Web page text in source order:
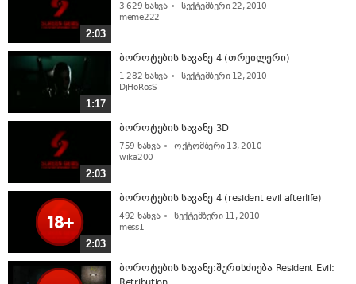
2:03
3 629 ნახვა
სექტემბერი 22, 2010
meme222
1:17
ბოროტების სავანე 4 (თრეილერი)
1 282 ნახვა
სექტემბერი 12, 2010
DjHoRosS
2:03
ბოროტების სავანე 3D
759 ნახვა
ოქტომბერი 13, 2010
wika200
2:03
ბოროტების სავანე 4 (resident evil afterlife)
492 ნახვა
სექტემბერი 11, 2010
mess1
ბოროტების სავანე:შურისძიება Resident Evil: